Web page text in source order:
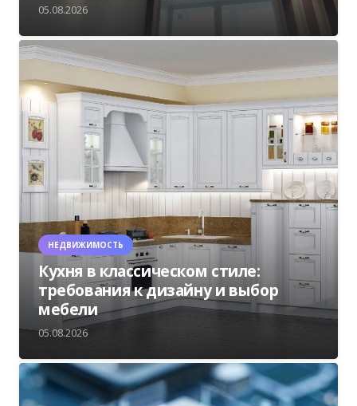
05.08.2026
НЕДВИЖИМОСТЬ
Кухня в классическом стиле:
требования к дизайну и выбор
мебели
05.08.2026